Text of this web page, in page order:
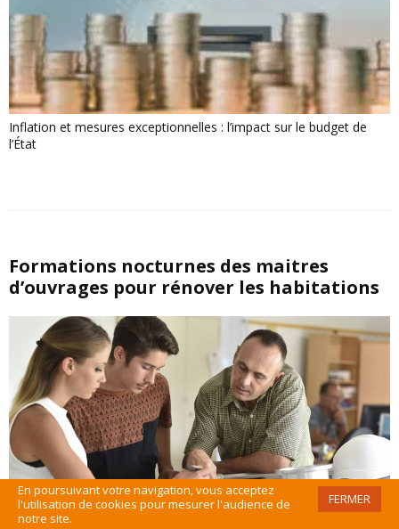
En poursuivant votre navigation, vous acceptez
l'utilisation de cookies pour mesurer l'audience de
notre site.
FERMER
Inflation et mesures exceptionnelles : l’impact sur le budget de
l’État
Formations nocturnes des maitres
d’ouvrages pour rénover les habitations